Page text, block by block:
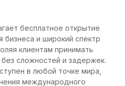
бесплатное открытие
бизнеса и широкий спектр
клиентам принимать
сложностей и задержек.
в любой точке мира,
международного